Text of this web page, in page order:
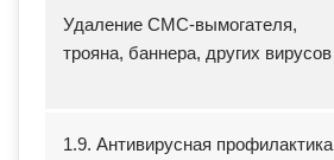
Удаление СМС-вымогателя,
трояна, баннера, других вирусов
1.9. Антивирусная профилактика